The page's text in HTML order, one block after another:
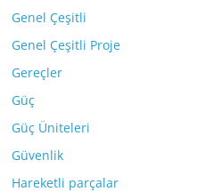
Genel Çeşitli
Genel Çeşitli Proje
Gereçler
Güç
Güç Üniteleri
Güvenlik
Hareketli parçalar